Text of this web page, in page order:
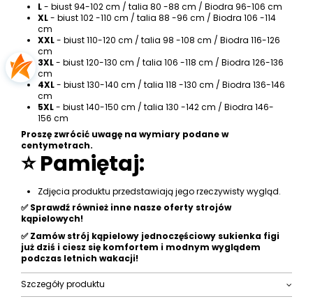
L- biust 94-102 cm / talia 80 -88 cm / Biodra 96-106 cm
XL- biust 102 -110 cm / talia 88 -96 cm / Biodra 106 -114
cm
XXL- biust 110-120 cm / talia 98 -108 cm / Biodra 116-126
cm
3XL- biust 120-130 cm / talia 106 -118 cm / Biodra 126-136
cm
4XL- biust 130-140 cm / talia 118 -130 cm / Biodra 136-146
cm
5XL- biust 140-150 cm / talia 130 -142 cm / Biodra 146-
156 cm
Proszę zwrócić uwagę na wymiary podane w
centymetrach.
⭐ Pamiętaj:
Zdjęcia produktu przedstawiają jego rzeczywisty wygląd.
✅ Sprawdź również inne nasze oferty strojów
kąpielowych!
✅ Zamów strój kąpielowy jednoczęściowy sukienka figi
już dziś i ciesz się komfortem i modnym wyglądem
podczas letnich wakacji!
Szczegóły produktu